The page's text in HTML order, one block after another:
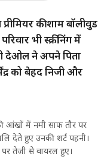
की शाम बॉलीवुड
भी स्क्रीनिंग में
देओल ने अपने पिता
को बेहद निजी और
आंखों में नमी साफ तौर पर
देते हुए उनकी शर्ट पहनी।
पर तेजी से वायरल हुए।